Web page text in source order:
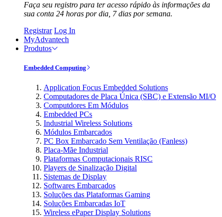
Faça seu registro para ter acesso rápido às informações da
sua conta 24 horas por dia, 7 dias por semana.
Registrar Log In
MyAdvantech
Produtos
Embedded Computing
Application Focus Embedded Solutions
Computadores de Placa Única (SBC) e Extensão MI/O
Computdores Em Módulos
Embedded PCs
Industrial Wireless Solutions
Módulos Embarcados
PC Box Embarcado Sem Ventilação (Fanless)
Placa-Mãe Industrial
Plataformas Computacionais RISC
Players de Sinalização Digital
Sistemas de Display
Softwares Embarcados
Soluções das Plataformas Gaming
Soluções Embarcadas IoT
Wireless ePaper Display Solutions